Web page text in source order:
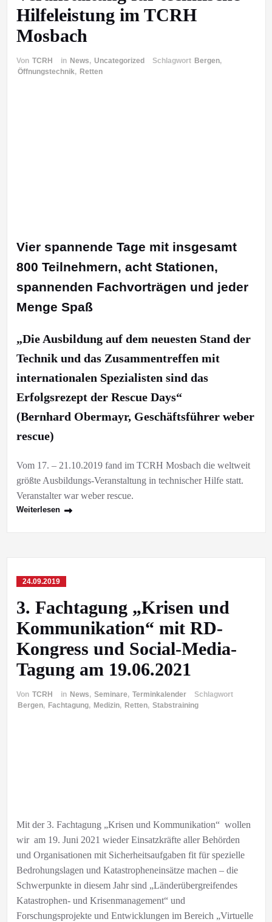
Hilfeleistung im TCRH
Mosbach
Von TCRH in News, Uncategorized Schlagwort Bergen,
Öffnungstechnik, Retten
Vier spannende Tage mit insgesamt
800 Teilnehmern, acht Stationen,
spannenden Fachvorträgen und jeder
Menge Spaß
„Die Ausbildung auf dem neuesten Stand der
Technik und das Zusammentreffen mit
internationalen Spezialisten sind das
Erfolgsrezept der Rescue Days“
(Bernhard Obermayr, Geschäftsführer weber
rescue)
Vom 17. – 21.10.2019 fand im TCRH Mosbach die weltweit
größte Ausbildungs-Veranstaltung in technischer Hilfe statt.
Veranstalter war weber rescue.
Weiterlesen
24.09.2019
3. Fachtagung „Krisen und
Kommunikation“ mit RD-
Kongress und Social-Media-
Tagung am 19.06.2021
Von TCRH in News, Seminare, Terminkalender
Schlagwort
Bergen, Fachtagung, Medizin, Retten, Stabstraining
Mit der 3. Fachtagung „Krisen und Kommunikation“ wollen
wir am 19. Juni 2021 wieder Einsatzkräfte aller Behörden
und Organisationen mit Sicherheitsaufgaben fit für spezielle
Bedrohungslagen und Katastropheneinsätze machen – die
Schwerpunkte in diesem Jahr sind „Länderübergreifendes
Katastrophen- und Krisenmanagement“ und
Forschungsprojekte und Entwicklungen im Bereich „Virtuelle